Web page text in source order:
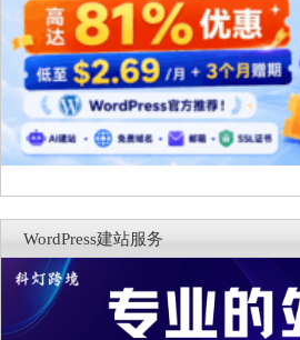
WordPress建站服务